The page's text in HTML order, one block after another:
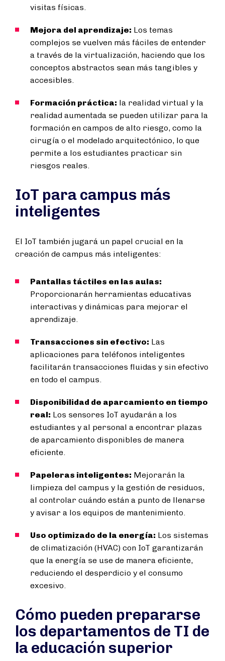
visitas físicas.
Mejora del aprendizaje: Los temas
complejos se vuelven más fáciles de entender
a través de la virtualización, haciendo que los
conceptos abstractos sean más tangibles y
accesibles.
Formación práctica: la realidad virtual y la
realidad aumentada se pueden utilizar para la
formación en campos de alto riesgo, como la
cirugía o el modelado arquitectónico, lo que
permite a los estudiantes practicar sin
riesgos reales.
IoT para campus más
inteligentes
El IoT también jugará un papel crucial en la
creación de campus más inteligentes:
Pantallas táctiles en las aulas:
Proporcionarán herramientas educativas
interactivas y dinámicas para mejorar el
aprendizaje.
Transacciones sin efectivo: Las
aplicaciones para teléfonos inteligentes
facilitarán transacciones fluidas y sin efectivo
en todo el campus.
Disponibilidad de aparcamiento en tiempo
real: Los sensores IoT ayudarán a los
estudiantes y al personal a encontrar plazas
de aparcamiento disponibles de manera
eficiente.
Papeleras inteligentes: Mejorarán la
limpieza del campus y la gestión de residuos,
al controlar cuándo están a punto de llenarse
y avisar a los equipos de mantenimiento.
Uso optimizado de la energía: Los sistemas
de climatización (HVAC) con IoT garantizarán
que la energía se use de manera eficiente,
reduciendo el desperdicio y el consumo
excesivo.
Cómo pueden prepararse
los departamentos de TI de
la educación superior